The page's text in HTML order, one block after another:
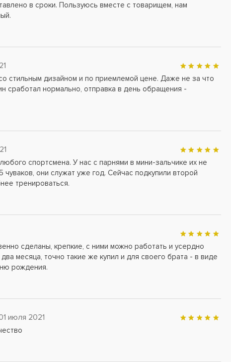
в сроки. Пользуюсь вместе с товарищем, нам
стильным дизайном и по приемлемой цене. Даже не за что
сработал нормально, отправка в день обращения -
спортсмена. У нас с парнями в мини-зальчике их не
они служат уже год. Сейчас подкупили второй
тренироваться.
сделаны, крепкие, с ними можно работать и усердно
месяца, точно такие же купил и для своего брата - в виде
рождения.
июля 2021